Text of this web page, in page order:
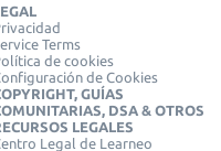
Terms
de cookies
de Cookies
GUÍAS
DSA & OTROS
LEGALES
Legal de Learneo